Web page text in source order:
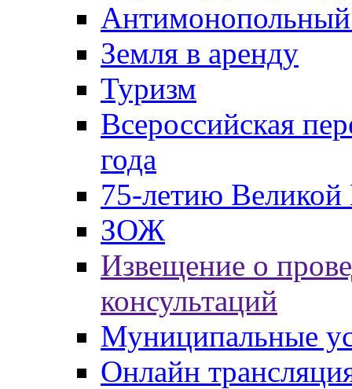
Антимонопольный
Земля в аренду
Туризм
Всероссийская
года
75-летию
ЗОЖ
Извещение о
консультаций
Муниципальные
Онлайн